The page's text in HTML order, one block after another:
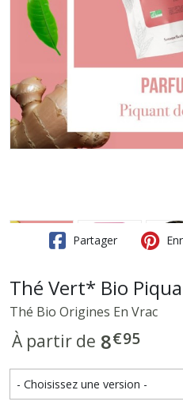
Partager
Thé Vert* Bio
Thé Bio Origines En Vrac
À partir de 8€95